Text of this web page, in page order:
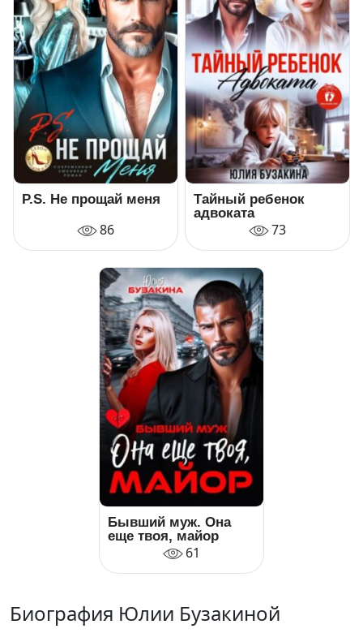
P.S. Не прощай меня
86
Тайный ребенок
адвоката
73
Бывший муж. Она
еще твоя, майор
61
Биография Юлии Бузакиной